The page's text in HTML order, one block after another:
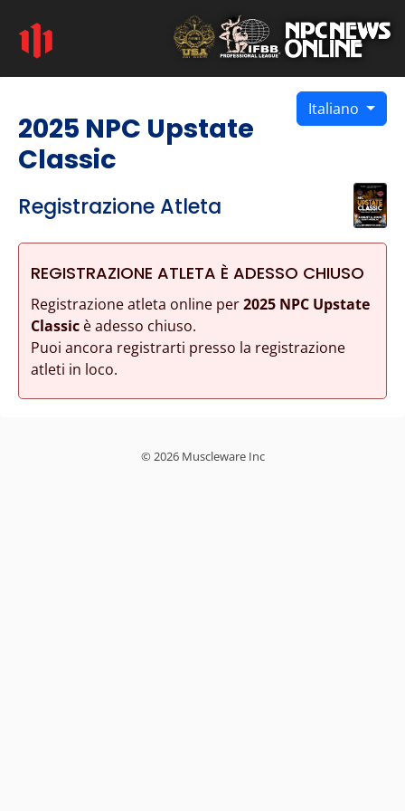
Italiano
2025 NPC Upstate
Classic
Registrazione Atleta
REGISTRAZIONE ATLETA È ADESSO CHIUSO
Registrazione atleta online per2025 NPC Upstate
Classicè adesso chiuso.
Puoi ancora registrarti presso la registrazione
atleti in loco.
© 2026 Muscleware Inc